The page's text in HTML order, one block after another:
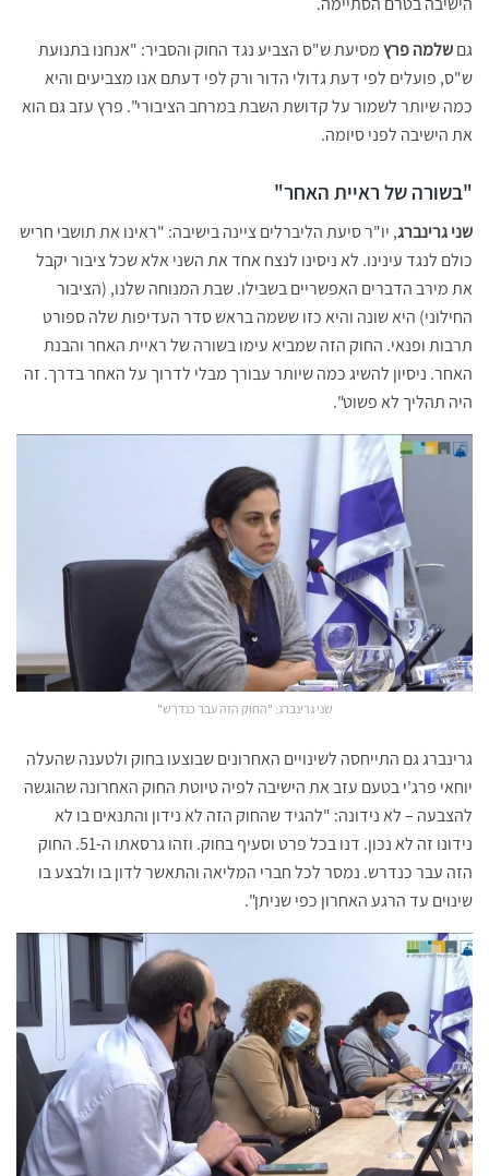
גםשלמה פרץמסיעת ש"ס הצביע נגד החוק והסביר: "אנחנו בתנועת
ש"ס, פועלים לפי דעת גדולי הדור ורק לפי דעתם אנו מצביעים והיא
כמה שיותר לשמור על קדושת השבת במרחב הציבורי". פרץ עזב גם הוא
את הישיבה לפני סיומה.
"בשורה של ראיית האחר"
שני גרינברג, יו"ר סיעת הליברלים ציינה בישיבה: "ראינו את תושבי חריש
כולם לנגד עינינו. לא ניסינו לנצח אחד את השני אלא שכל ציבור יקבל
את מירב הדברים האפשריים בשבילו. שבת המנוחה שלנו, (הציבור
החילוני) היא שונה והיא כזו ששמה בראש סדר העדיפות שלה ספורט
תרבות ופנאי. החוק הזה שמביא עימו בשורה של ראיית האחר והבנת
האחר. ניסיון להשיג כמה שיותר עבורך מבלי לדרוך על האחר בדרך. זה
היה תהליך לא פשוט".
שני גרינברג: "החוק הזה עבר כנדרש"
גרינברג גם התייחסה לשינויים האחרונים שבוצעו בחוק ולטענה שהעלה
יוחאי פרג'י בטעם עזב את הישיבה לפיה טיוטת החוק האחרונה שהוגשה
להצבעה – לא נידונה: "להגיד שהחוק הזה לא נידון והתנאים בו לא
נידונו זה לא נכון. דנו בכל פרט וסעיף בחוק. וזהו גרסאתו ה-51. החוק
הזה עבר כנדרש. נמסר לכל חברי המליאה והתאשר לדון בו ולבצע בו
שינוים עד הרגע האחרון כפי שניתן".